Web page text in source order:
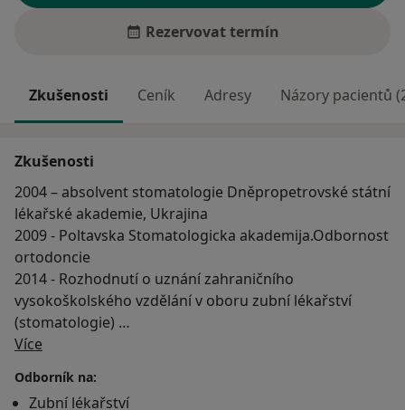
Rezervovat termín
Zkušenosti Ceník Adresy Názory pacientů
Zkušenosti
2004 – absolvent stomatologie Dněpropetrovské státní
lékařské akademie, Ukrajina
2009 - Poltavska Stomatologicka akademija.Odbornost
ortodoncie
2014 - Rozhodnutí o uznání zahraničního
vysokoškolského vzdělání v oboru zubní lékařství
(stomatologie)
Díky nejmodernějším stomatologickým léčebným
metodám a materiálům Vám vždy poskytneme
Více
Odborník na:
Zubní lékařství